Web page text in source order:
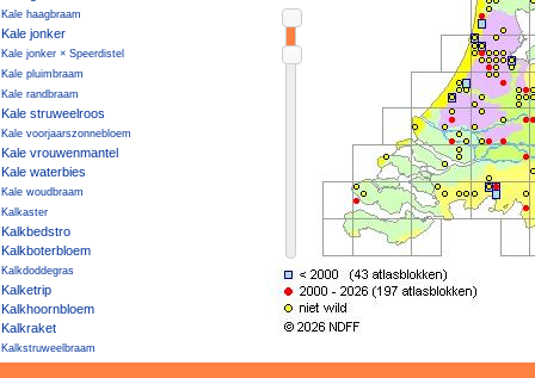
Kale haagbraam
Kale jonker
Kale jonker × Speerdistel
Kale pluimbraam
Kale randbraam
Kale struweelroos
Kale voorjaarszonnebloem
Kale vrouwenmantel
Kale waterbies
Kale woudbraam
Kalkaster
Kalkbedstro
Kalkboterbloem
Kalkdoddegras
Kalketrip
Kalkhoornbloem
Kalkraket
Kalkstruweelbraam
Kalkwalstro